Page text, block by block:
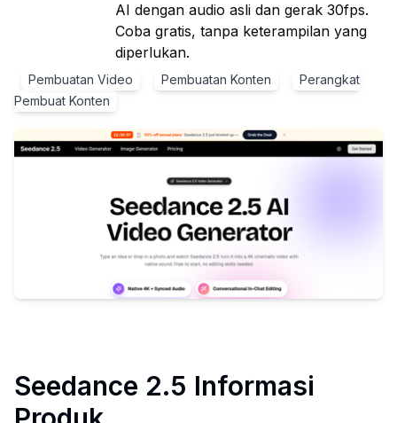
AI dengan audio asli dan gerak 30fps.
Coba gratis, tanpa keterampilan yang
diperlukan.
Pembuatan Video Pembuatan Konten
Perangkat
Pembuat Konten
Seedance 2.5 Informasi